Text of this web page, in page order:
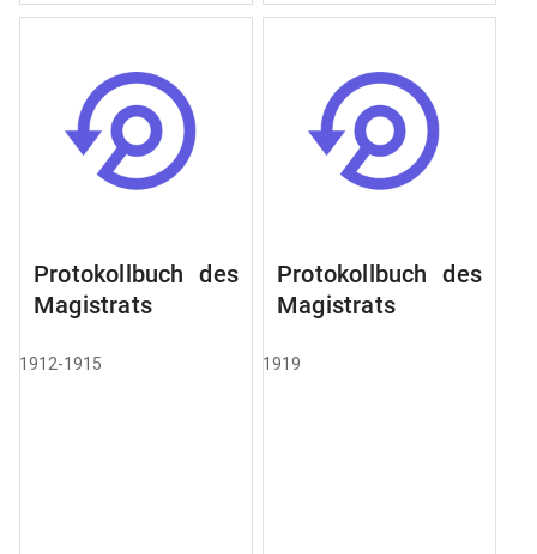
Protokollbuch des
Magistrats
1912-1915
Protokollbuch des
Magistrats
1919